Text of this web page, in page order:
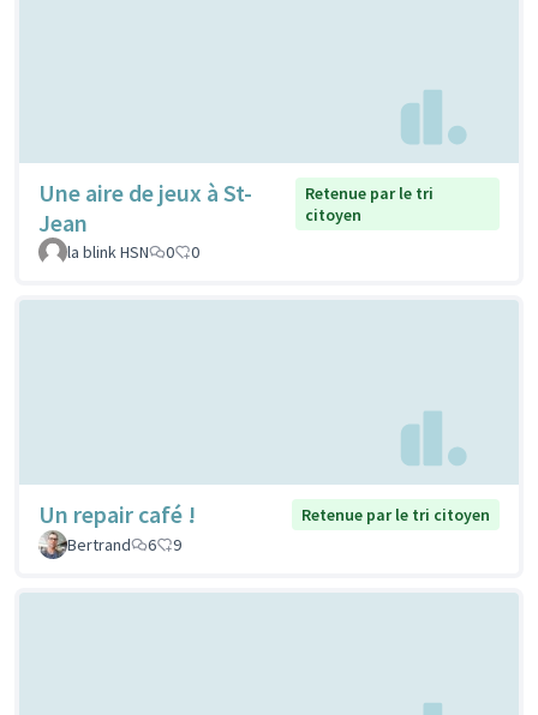
Une aire de jeux à St-
Jean
Retenue par le tri
citoyen
la blink HSN
0 0
Un repair café !
Retenue par le tri citoyen
Bertrand
6 9